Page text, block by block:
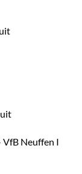
Neuffen I